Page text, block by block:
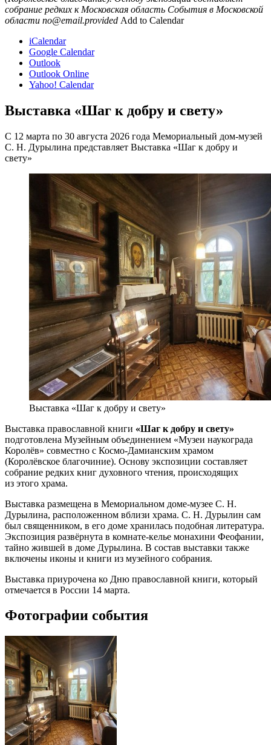
собрание редких к Московская область События в Московской
области no@email.provided Add to Calendar
iCalendar
Google Calendar
Outlook
Outlook Online
Yahoo! Calendar
Выставка «Шаг к добру и свету»
С 12 марта по 30 августа 2026 года Мемориальный дом-музей
С. Н. Дурылина представляет Выставка «Шаг к добру и
свету»
Выставка «Шаг к добру и свету»
Выставка православной книги «Шаг к добру и свету»
подготовлена Музейным объединением «Музеи наукограда
Королёв» совместно с Космо-Дамианским храмом
(Королёвское благочиние). Основу экспозиции составляет
собрание редких книг духовного чтения, происходящих
из этого храма.
Выставка размещена в Мемориальном доме-музее С. Н.
Дурылина, расположенном вблизи храма. С. Н. Дурылин сам
был священником, в его доме хранилась подобная литература.
Экспозиция развёрнута в комнате-келье монахини Феофании,
тайно жившей в доме Дурылина. В состав выставки также
включены иконы и книги из музейного собрания.
Выставка приурочена ко Дню православной книги, который
отмечается в России 14 марта.
Фотографии события